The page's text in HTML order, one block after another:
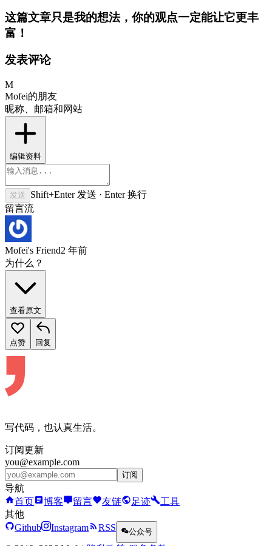
这篇文章只是我的想法，你的观点一定能让它更丰
富！
发表评论
M
Mofei的朋友
昵称、邮箱和网站
编辑资料
发送
Shift+Enter 发送 · Enter 换行
留言流
Mofei's Friend2 年前
为什么？
查看原文
点赞 回复
写代码，也认真生活。
订阅更新
you@example.com
订阅
导航
首页
博客 留言 友链 足迹
工具
其他
Github
Instagram RSS 公众号